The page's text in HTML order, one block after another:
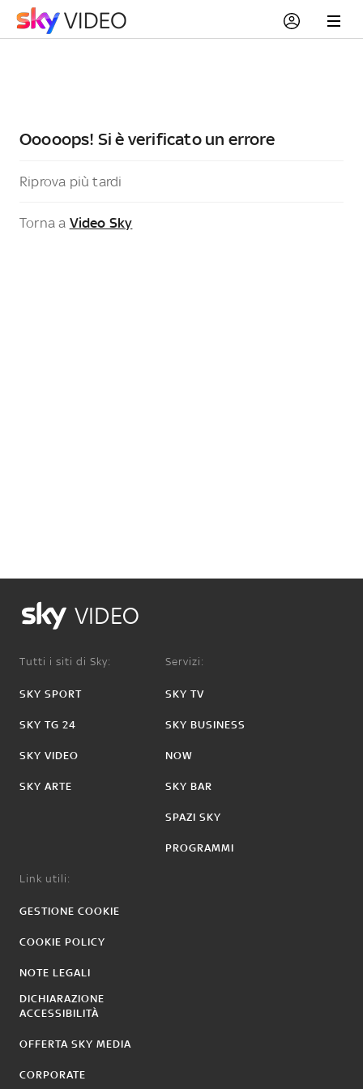
Ooooops! Si è verificato un errore
Riprova più tardi
Torna a Video Sky
VIDEO
Tutti i siti di Sky:
SKY SPORT
SKY TG 24
SKY VIDEO
SKY ARTE
Servizi:
SKY TV
SKY BUSINESS
NOW
SKY BAR
SPAZI SKY
PROGRAMMI
Link utili:
GESTIONE COOKIE
COOKIE POLICY
NOTE LEGALI
DICHIARAZIONE
ACCESSIBILITÀ
OFFERTA SKY MEDIA
CORPORATE